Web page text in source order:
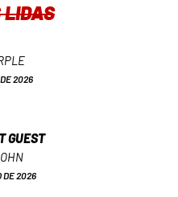
LIDAS
2026
GUEST
DE 2026